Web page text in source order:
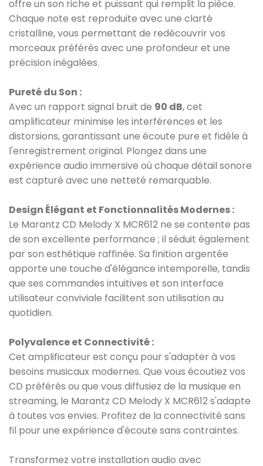
offre un son riche et puissant qui remplit la pièce.
Chaque note est reproduite avec une clarté
cristalline, vous permettant de redécouvrir vos
morceaux préférés avec une profondeur et une
précision inégalées.
Pureté du Son :
Avec un rapport signal bruit de 90 dB, cet
amplificateur minimise les interférences et les
distorsions, garantissant une écoute pure et fidèle à
l'enregistrement original. Plongez dans une
expérience audio immersive où chaque détail sonore
est capturé avec une netteté remarquable.
Design Élégant et Fonctionnalités Modernes :
Le Marantz CD Melody X MCR612 ne se contente pas
de son excellente performance ; il séduit également
par son esthétique raffinée. Sa finition argentée
apporte une touche d'élégance intemporelle, tandis
que ses commandes intuitives et son interface
utilisateur conviviale facilitent son utilisation au
quotidien.
Polyvalence et Connectivité :
Cet amplificateur est conçu pour s'adapter à vos
besoins musicaux modernes. Que vous écoutiez vos
CD préférés ou que vous diffusiez de la musique en
streaming, le Marantz CD Melody X MCR612 s'adapte
à toutes vos envies. Profitez de la connectivité sans
fil pour une expérience d'écoute sans contraintes.
Transformez votre installation audio avec